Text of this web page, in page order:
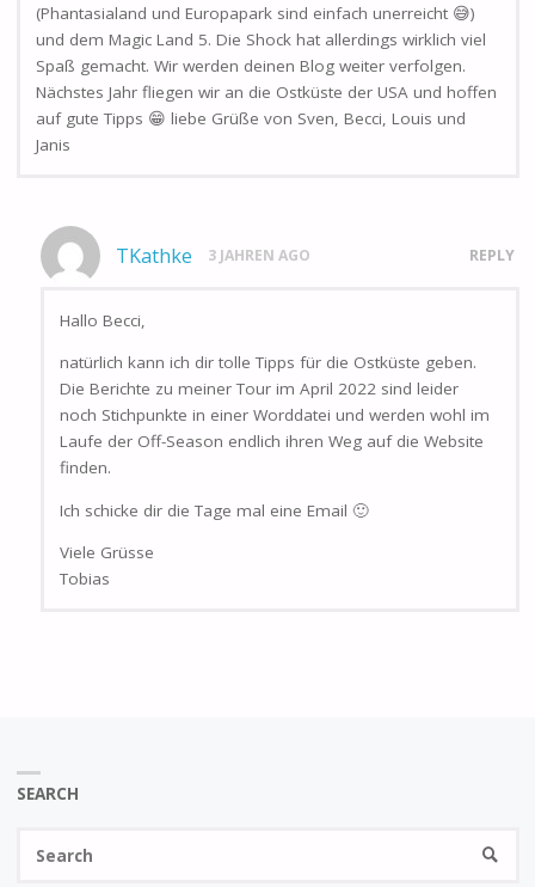
(Phantasialand und Europapark sind einfach unerreicht 😅)
und dem Magic Land 5. Die Shock hat allerdings wirklich viel
Spaß gemacht. Wir werden deinen Blog weiter verfolgen.
Nächstes Jahr fliegen wir an die Ostküste der USA und hoffen
auf gute Tipps 😁 liebe Grüße von Sven, Becci, Louis und
Janis
TKathke 3 JAHREN AGO REPLY
Hallo Becci,
natürlich kann ich dir tolle Tipps für die Ostküste geben.
Die Berichte zu meiner Tour im April 2022 sind leider
noch Stichpunkte in einer Worddatei und werden wohl im
Laufe der Off-Season endlich ihren Weg auf die Website
finden.
Ich schicke dir die Tage mal eine Email 🙂
Viele Grüsse
Tobias
SEARCH